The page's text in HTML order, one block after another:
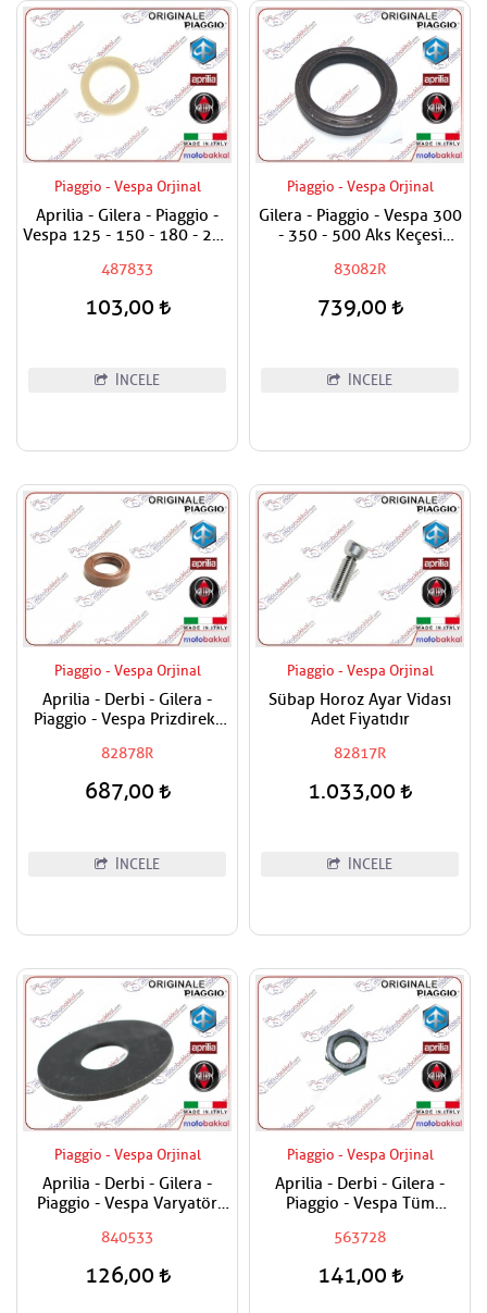
Piaggio - Vespa Orjinal
Aprilia - Gilera - Piaggio -
Vespa 125 - 150 - 180 - 200
Ağırlık Plastiği
487833
103,00
İNCELE
Piaggio - Vespa Orjinal
Gilera - Piaggio - Vespa 300
- 350 - 500 Aks Keçesi
83082R
739,00
İNCELE
Piaggio - Vespa Orjinal
Aprilia - Derbi - Gilera -
Piaggio - Vespa Prizdirekt
82878R
687,00
İNCELE
Piaggio - Vespa Orjinal
Sübap Horoz Ayar Vidası
Adet Fiyatıdır
82817R
1.033,00
İNCELE
Piaggio - Vespa Orjinal
Aprilia - Derbi - Gilera -
Piaggio - Vespa Varyatör
840533
126,00
Piaggio - Vespa Orjinal
Aprilia - Derbi - Gilera -
Piaggio - Vespa Tüm
Tekerlek Somunu
563728
141,00